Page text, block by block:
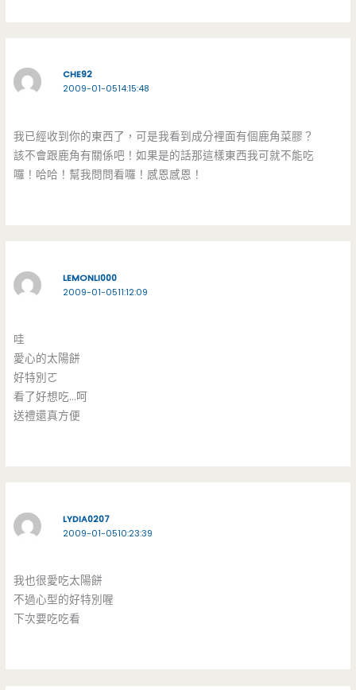
CHE92
2009-01-0514:15:48
我已經收到你的東西了，可是我看到成分裡面有個鹿角菜膠？
該不會跟鹿角有關係吧！如果是的話那這樣東西我可就不能吃
囉！哈哈！幫我問問看囉！感恩感恩！
LEMONLI000
2009-01-0511:12:09
哇
愛心的太陽餅
好特別ㄛ
看了好想吃…呵
送禮還真方便
LYDIA0207
2009-01-0510:23:39
我也很愛吃太陽餅
不過心型的好特別喔
下次要吃吃看